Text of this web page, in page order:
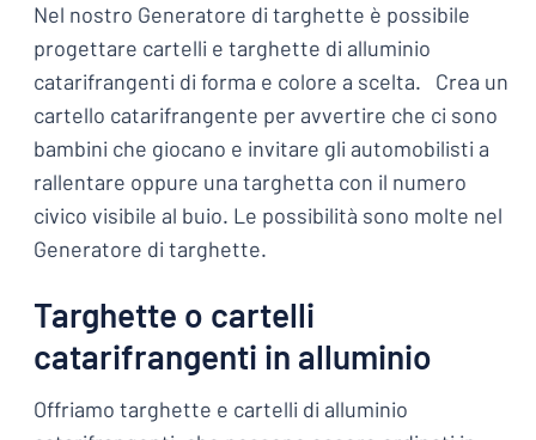
Nel nostro Generatore di targhette è possibile
progettare cartelli e targhette di alluminio
catarifrangenti di forma e colore a scelta. Crea un
cartello catarifrangente per avvertire che ci sono
bambini che giocano e invitare gli automobilisti a
rallentare oppure una targhetta con il numero
civico visibile al buio. Le possibilità sono molte nel
Generatore di targhette.
Targhette o cartelli
catarifrangenti in alluminio
Offriamo targhette e cartelli di alluminio